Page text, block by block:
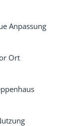
Anpassung
Ort